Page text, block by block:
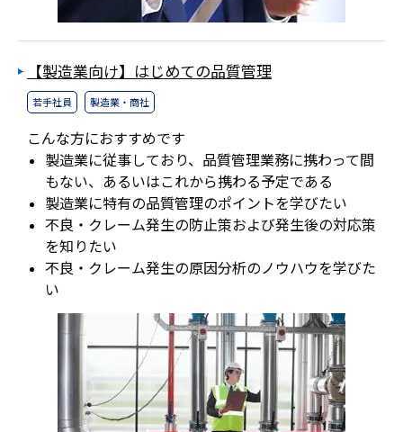
【製造業向け】はじめての品質管理
若手社員 製造業・商社
こんな方におすすめです
製造業に従事しており、品質管理業務に携わって間
もない、あるいはこれから携わる予定である
製造業に特有の品質管理のポイントを学びたい
不良・クレーム発生の防止策および発生後の対応策
を知りたい
不良・クレーム発生の原因分析のノウハウを学びた
い